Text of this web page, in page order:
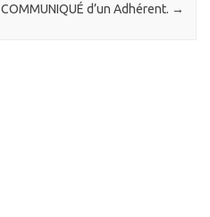
COMMUNIQUÉ d’un Adhérent. →